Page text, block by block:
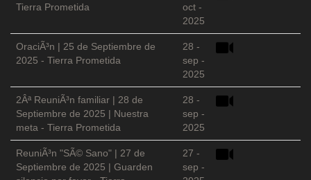
Tierra Prometida
oct -
2025
OraciÃ³n | 25 de Septiembre de
2025 - Tierra Prometida
28 -
sep -
2025
2Âª ReuniÃ³n familiar | 28 de
Septiembre de 2025 | Nuestra
meta - Tierra Prometida
28 -
sep -
2025
ReuniÃ³n "SÃ© Sano" | 27 de
Septiembre de 2025 | Guarden
27 -
sep -